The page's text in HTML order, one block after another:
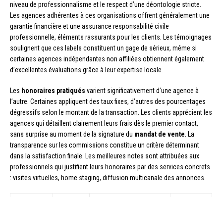
niveau de professionnalisme et le respect d’une déontologie stricte.
Les agences adhérentes à ces organisations offrent généralement une
garantie financière et une assurance responsabilité civile
professionnelle, éléments rassurants pour les clients. Les témoignages
soulignent que ces labels constituent un gage de sérieux, même si
certaines agences indépendantes non affiliées obtiennent également
d’excellentes évaluations grâce à leur expertise locale.
Les honoraires pratiqués varient significativement d’une agence à
l’autre. Certaines appliquent des taux fixes, d’autres des pourcentages
dégressifs selon le montant de la transaction. Les clients apprécient les
agences qui détaillent clairement leurs frais dès le premier contact,
sans surprise au moment de la signature du mandat de vente. La
transparence sur les commissions constitue un critère déterminant
dans la satisfaction finale. Les meilleures notes sont attribuées aux
professionnels qui justifient leurs honoraires par des services concrets
: visites virtuelles, home staging, diffusion multicanale des annonces.